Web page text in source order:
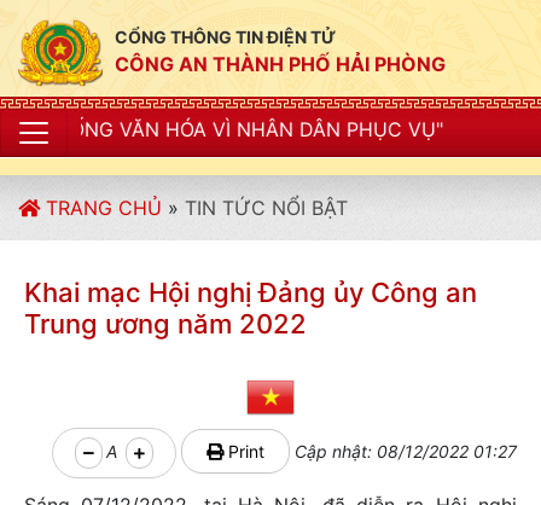
CỔNG THÔNG TIN ĐIỆN TỬ
CÔNG AN THÀNH PHỐ HẢI PHÒNG
VÌ NHÂN DÂN PHỤC VỤ"
TRANG CHỦ » TIN TỨC NỔI BẬT
Khai mạc Hội nghị Đảng ủy Công an
Trung ương năm 2022
A Print Cập nhật: 08/12/2022 01:27